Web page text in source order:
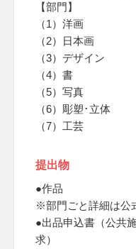
【部門】
（1）洋画
（2）日本画
（3）デザイン
（4）書
（5）写真
（6）彫塑･立体
（7）工芸
提出物
●作品
※部門ごと詳細は公
●出品申込書（公共
求）